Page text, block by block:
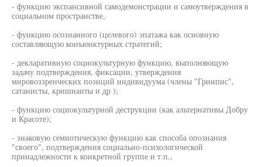
- функцию экспансивной самодемонстрации и самоутверждения в
социальном пространстве,
- функцию осознанного (целевого) эпатажа как основную
составляющую конъюнктурных стратегий;
- декларативную социокультурную функцию, выполняющую
задачу подтверждения, фиксации, утверждения
мировоззренческих позиций индивидуума (члены "Гринпис",
сатанисты, кришнаиты и др );
- функцию социокультурной деструкции (как альтернативы Добру
и Красоте);
- знаковую семиотическую функцию как способа опознания
"своего", подтверждения социально-психологической
принадлежности к конкретной группе и т.п.,